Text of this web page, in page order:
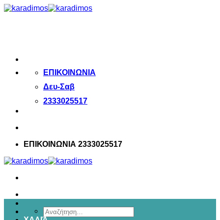
Μετάβαση
ΕΠΙΚΟΙΝΩΝΙΑ
Δευ-Σαβ
2333025517
ΕΠΙΚΟΙΝΩΝΙΑ 2333025517
Αναζήτηση